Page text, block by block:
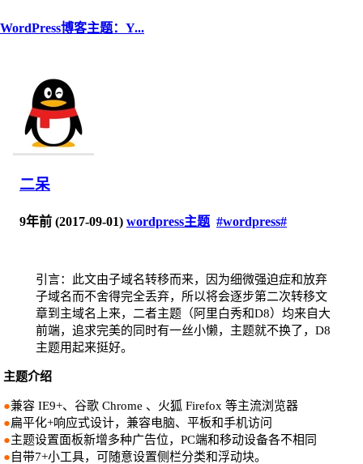
WordPress博客主题：Y...
二呆
9年前 (2017-09-01) wordpress主题 #wordpress#
引言：此文由子域名转移而来，因为细微强迫症和放弃
子域名而不舍得完全丢弃，所以将会逐步第二次转移文
章到主域名上来，二者主题（阿里白秀和D8）均来自大
前端，追求完美的同时有一丝小懒，主题就不换了，D8
主题用起来挺好。
主题介绍
●兼容 IE9+、谷歌 Chrome 、火狐 Firefox 等主流浏览器
●扁平化+响应式设计，兼容电脑、平板和手机访问
●主题设置面板新增多种广告位，PC端和移动设备各不相同
●自带7+小工具，可随意设置侧栏分类和浮动块。